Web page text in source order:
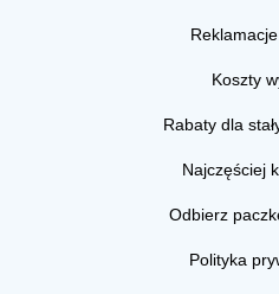
Koszty
Rabaty dla
Najczęściej
Odbierz
Polityka